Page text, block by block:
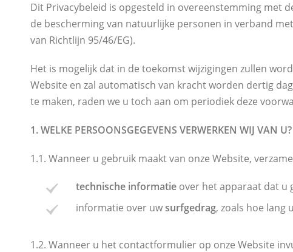
Dit Privacybeleid is opgesteld in overeenstemming met
de bescherming van natuurlijke personen in verband
van Richtlijn 95/46/EG).
Het is mogelijk dat in de toekomst wijzigingen zullen
Website en zal automatisch van kracht worden dertig
te maken, raden we u toch aan om periodiek deze
1. WELKE PERSOONSGEGEVENS VERWERKEN WIJ VAN U?
1.1. Wanneer u gebruik maakt van onze Website,
technische informatie over het apparaat dat u
informatie over uwsurfgedrag, zoals hoe lang
1.2. Wanneer u het contactformulier op onze Website